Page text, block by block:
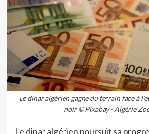
Le dinar algérien gagne du terrain face à
noir © Pixabay - Algérie
Le dinar algérien poursuit sa